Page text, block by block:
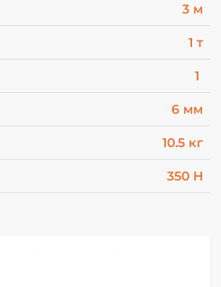
3 м
1 т
1
6 мм
10.5 кг
350 Н